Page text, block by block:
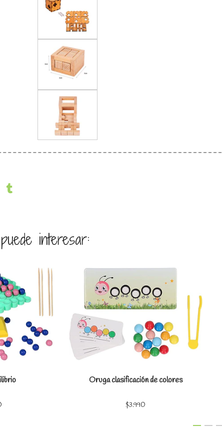
interesar:
Ver detalles Ver detalles
Oruga clasificación de colores
$3.990